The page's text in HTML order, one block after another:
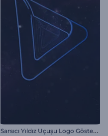
S
arsıcı Yıldız Uçuşu Logo Gösterimi